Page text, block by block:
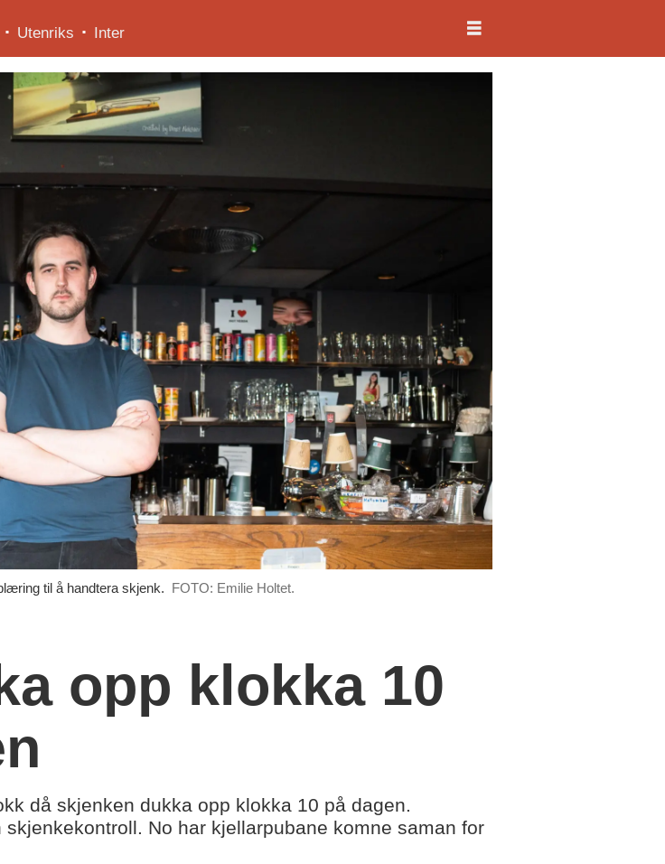
Utenriks Inter
til å handtera skjenk. FOTO: Emilie Holtet.
opp klokka 10
då skjenken dukka opp klokka 10 på dagen.
No har kjellarpubane komne saman for